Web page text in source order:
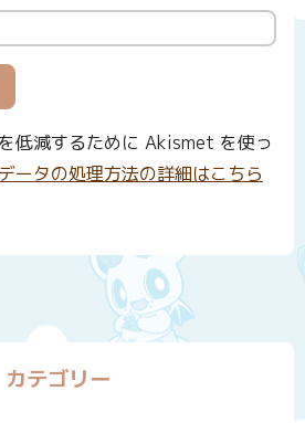
低減するために Akismet を使っ
ータの処理方法の詳細はこちら
カテゴリー